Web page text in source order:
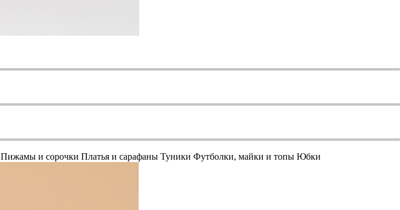
Пижамы и сорочки Платья и сарафаны Туники Футболки, майки и топы Юбки